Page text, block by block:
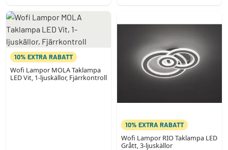
10% EXTRA RABATT
Wofi Lampor MOLA Taklampa
LED Vit, 1-ljuskällor, Fjärrkontroll
10% EXTRA RABATT
Wofi Lampor RIO Taklampa LED
Grått, 3-ljuskällor